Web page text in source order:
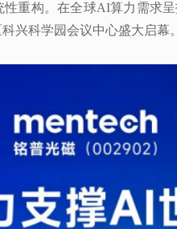
兴科学园会议中心盛大启幕。